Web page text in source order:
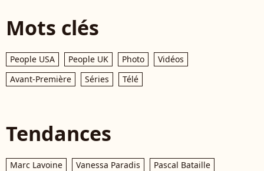
Mots clés
People USA People UK Photo
Vidéos
Avant-Première
Séries Télé
Tendances
Marc Lavoine Vanessa Paradis
Pascal Bataille